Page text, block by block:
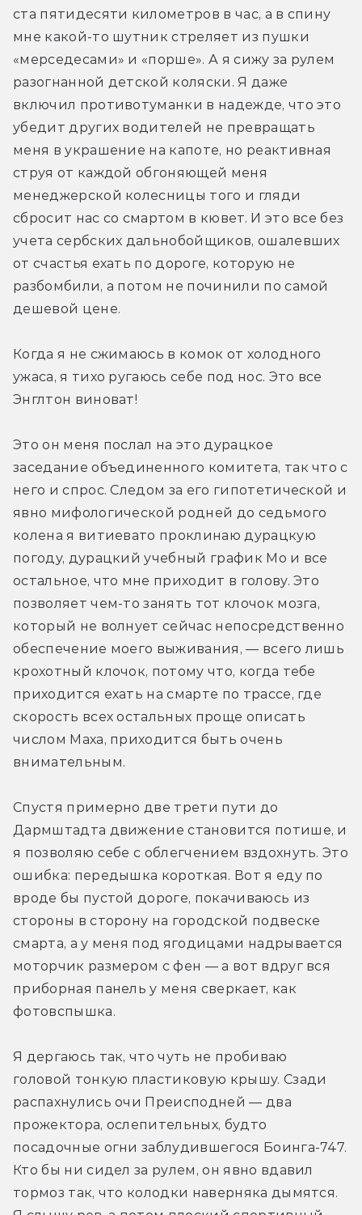
ста пятидесяти километров в час, а в спину
мне какой-то шутник стреляет из пушки
«мерседесами» и «порше». А я сижу за рулем
разогнанной детской коляски. Я даже
включил противотуманки в надежде, что это
убедит других водителей не превращать
меня в украшение на капоте, но реактивная
струя от каждой обгоняющей меня
менеджерской колесницы того и гляди
сбросит нас со смартом в кювет. И это все без
учета сербских дальнобойщиков, ошалевших
от счастья ехать по дороге, которую не
разбомбили, а потом не починили по самой
дешевой цене.
Когда я не сжимаюсь в комок от холодного
ужаса, я тихо ругаюсь себе под нос. Это все
Энглтон виноват!
Это он меня послал на это дурацкое
заседание объединенного комитета, так что с
него и спрос. Следом за его гипотетической и
явно мифологической родней до седьмого
колена я витиевато проклинаю дурацкую
погоду, дурацкий учебный график Мо и все
остальное, что мне приходит в голову. Это
позволяет чем-то занять тот клочок мозга,
который не волнует сейчас непосредственно
обеспечение моего выживания, — всего лишь
крохотный клочок, потому что, когда тебе
приходится ехать на смарте по трассе, где
скорость всех остальных проще описать
числом Маха, приходится быть очень
внимательным.
Спустя примерно две трети пути до
Дармштадта движение становится потише, и
я позволяю себе с облегчением вздохнуть. Это
ошибка: передышка короткая. Вот я еду по
вроде бы пустой дороге, покачиваюсь из
стороны в сторону на городской подвеске
смарта, а у меня под ягодицами надрывается
моторчик размером с фен — а вот вдруг вся
приборная панель у меня сверкает, как
фотовспышка.
Я дергаюсь так, что чуть не пробиваю
головой тонкую пластиковую крышу. Сзади
распахнулись очи Преисподней — два
прожектора, ослепительных, будто
посадочные огни заблудившегося Боинга-747.
Кто бы ни сидел за рулем, он явно вдавил
тормоз так, что колодки наверняка дымятся.